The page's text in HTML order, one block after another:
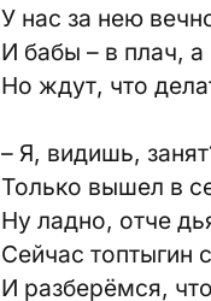
У нас за нею
И бабы – в плач,
Но ждут, что
– Я, видишь,
Только вышел в
Ну ладно, отче
Сейчас топтыгин
И разберёмся,